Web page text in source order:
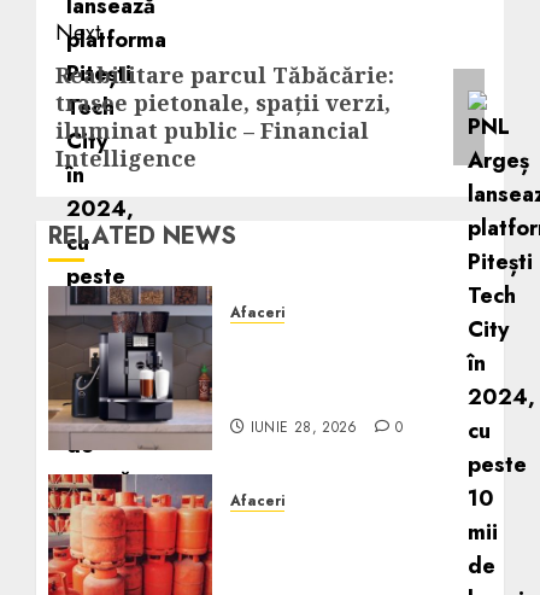
Next
Next
post:
Reabilitare parcul Tăbăcărie:
trasee pietonale, spații verzi,
iluminat public – Financial
Intelligence
RELATED NEWS
Afaceri
Cum obții un espressor în
comodat pentru firma ta:
IUNIE 28, 2026 0
Afaceri
corect și legal buteliile de